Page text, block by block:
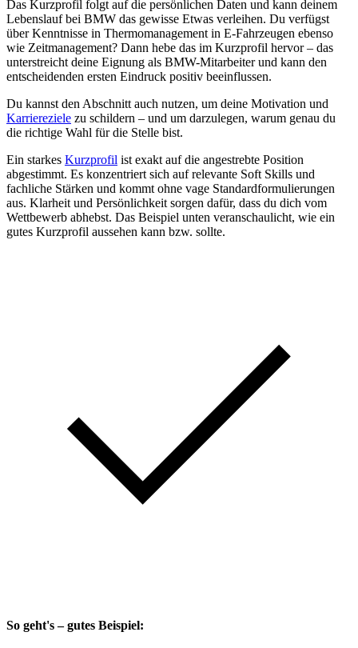
Das Kurzprofil folgt auf die persönlichen Daten und kann deinem
Lebenslauf bei BMW das gewisse Etwas verleihen. Du verfügst
über Kenntnisse in Thermomanagement in E-Fahrzeugen ebenso
wie Zeitmanagement? Dann hebe das im Kurzprofil hervor – das
unterstreicht deine Eignung als BMW-Mitarbeiter und kann den
entscheidenden ersten Eindruck positiv beeinflussen.
Du kannst den Abschnitt auch nutzen, um deine Motivation und
Karriereziele zu schildern – und um darzulegen, warum genau du
die richtige Wahl für die Stelle bist.
Ein starkes Kurzprofil ist exakt auf die angestrebte Position
abgestimmt. Es konzentriert sich auf relevante Soft Skills und
fachliche Stärken und kommt ohne vage Standardformulierungen
aus. Klarheit und Persönlichkeit sorgen dafür, dass du dich vom
Wettbewerb abhebst. Das Beispiel unten veranschaulicht, wie ein
gutes Kurzprofil aussehen kann bzw. sollte.
So geht's – gutes Beispiel: